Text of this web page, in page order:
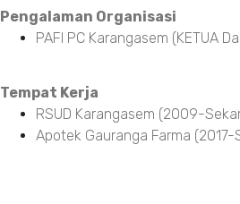
Pengalaman Organisasi
PAFI PC Karangasem (KETUA
Tempat Kerja
RSUD Karangasem (2009-
Apotek Gauranga Farma (2017-